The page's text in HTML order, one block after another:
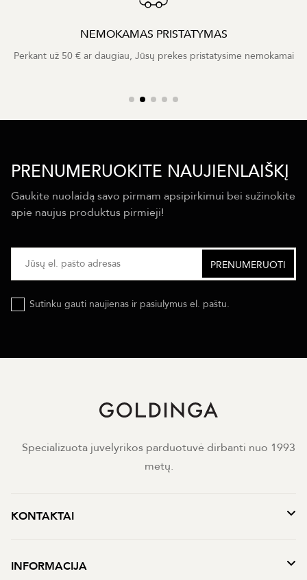
NEMOKAMAS PRISTATYMAS
Perkant už 50 € ar daugiau, Jūsų prekes pristatysime nemokamai
PRENUMERUOKITE NAUJIENLAIŠKĮ
Gaukite nuolaidą savo pirmam apsipirkimui bei sužinokite
apie naujus produktus pirmieji!
Sutinku gauti naujienas ir pasiulymus el. paštu.
Specializuota juvelyrikos parduotuvė dirbanti nuo 1993
metų.
KONTAKTAI
INFORMACIJA